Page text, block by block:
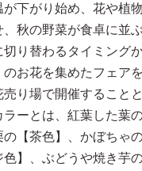
が下がり始め、花や植
、秋の野菜が食卓に並
切り替わるタイミング
のお花を集めたフェア
売り場で開催すること
ラーとは、紅葉した葉
の【茶色】、かぼちゃ
色】、ぶどうや焼き芋